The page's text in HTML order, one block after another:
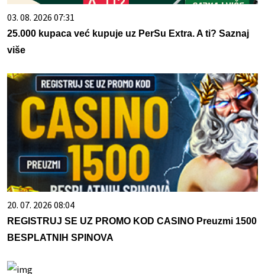
03. 08. 2026 07:31
25.000 kupaca već kupuje uz PerSu Extra. A ti? Saznaj
više
20. 07. 2026 08:04
REGISTRUJ SE UZ PROMO KOD CASINO Preuzmi 1500
BESPLATNIH SPINOVA